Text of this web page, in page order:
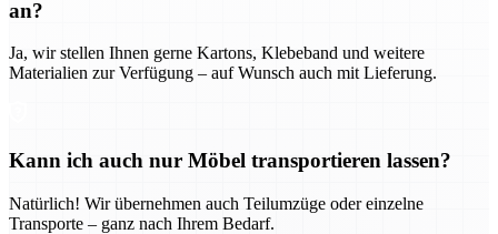
an?
Ja, wir stellen Ihnen gerne Kartons, Klebeband und weitere
Materialien zur Verfügung – auf Wunsch auch mit Lieferung.
Kann ich auch nur Möbel transportieren lassen?
Natürlich! Wir übernehmen auch Teilumzüge oder einzelne
Transporte – ganz nach Ihrem Bedarf.